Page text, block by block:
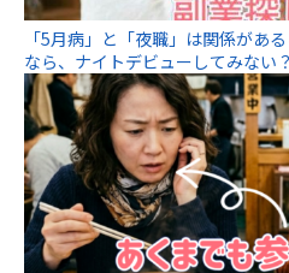
「5月病」と「夜職」は関係があ
なら、ナイトデビューしてみない